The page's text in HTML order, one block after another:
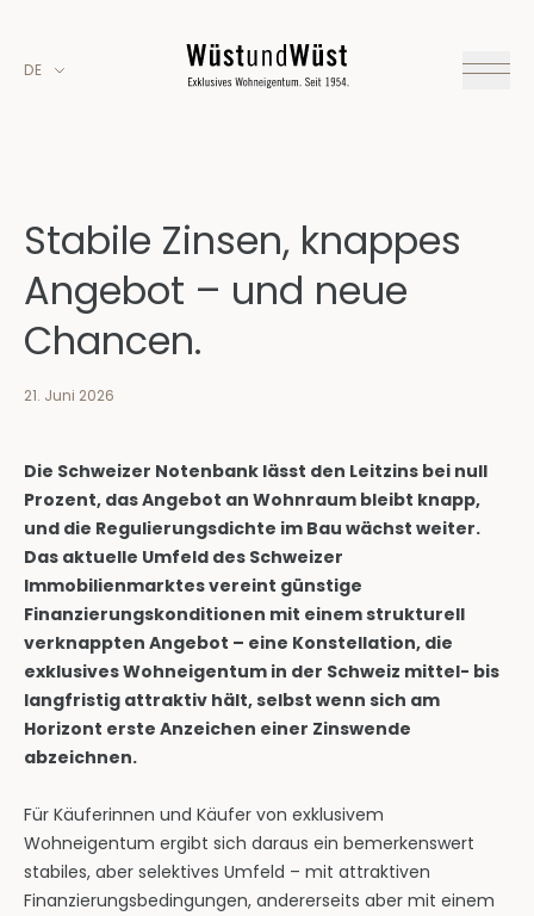
DE
Stabile Zinsen, knappes
Angebot – und neue
Chancen.
21. Juni 2026
Die Schweizer Notenbank lässt den Leitzins bei null
Prozent, das Angebot an Wohnraum bleibt knapp,
und die Regulierungsdichte im Bau wächst weiter.
Das aktuelle Umfeld des Schweizer
Immobilienmarktes vereint günstige
Finanzierungskonditionen mit einem strukturell
verknappten Angebot – eine Konstellation, die
exklusives Wohneigentum in der Schweiz mittel- bis
langfristig attraktiv hält, selbst wenn sich am
Horizont erste Anzeichen einer Zinswende
abzeichnen.
Für Käuferinnen und Käufer von exklusivem
Wohneigentum ergibt sich daraus ein bemerkenswert
stabiles, aber selektives Umfeld – mit attraktiven
Finanzierungsbedingungen, andererseits aber mit einem